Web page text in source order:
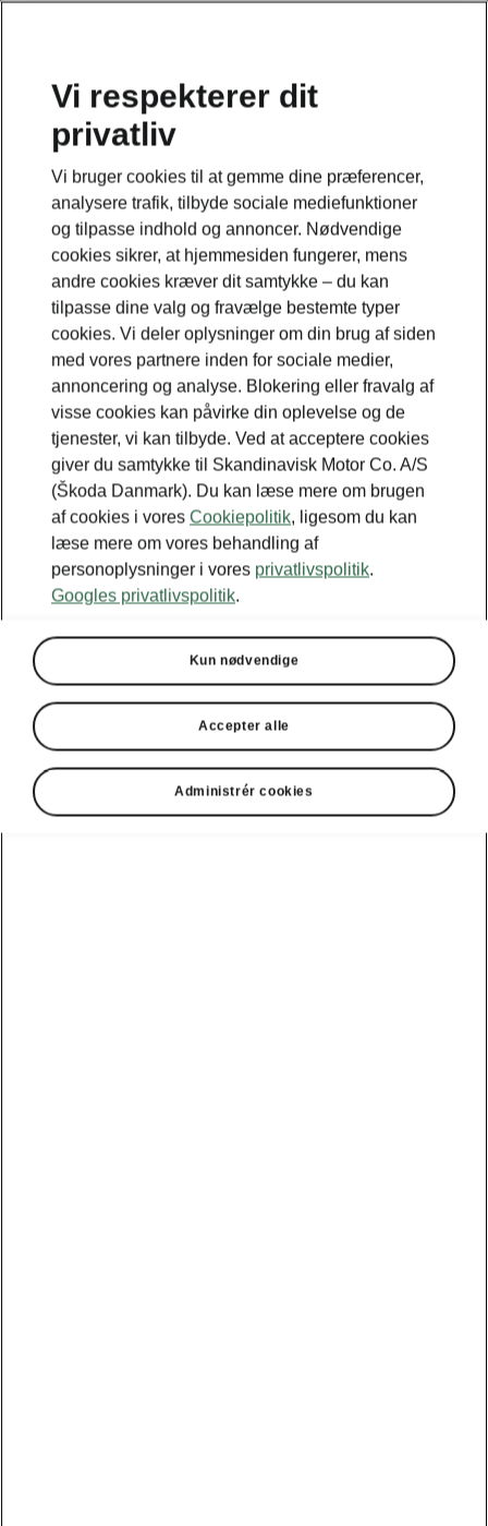
Vi respekterer dit
privatliv
Vi bruger cookies til at gemme dine præferencer,
analysere trafik, tilbyde sociale mediefunktioner
og tilpasse indhold og annoncer. Nødvendige
cookies sikrer, at hjemmesiden fungerer, mens
andre cookies kræver dit samtykke – du kan
tilpasse dine valg og fravælge bestemte typer
cookies. Vi deler oplysninger om din brug af siden
med vores partnere inden for sociale medier,
annoncering og analyse. Blokering eller fravalg af
visse cookies kan påvirke din oplevelse og de
tjenester, vi kan tilbyde. Ved at acceptere cookies
giver du samtykke til Skandinavisk Motor Co. A/S
(Škoda Danmark). Du kan læse mere om brugen
af cookies i vores Cookiepolitik, ligesom du kan
læse mere om vores behandling af
personoplysninger i vores privatlivspolitik.
Googles privatlivspolitik.
Kun nødvendige
Accepter alle
Administrér cookies